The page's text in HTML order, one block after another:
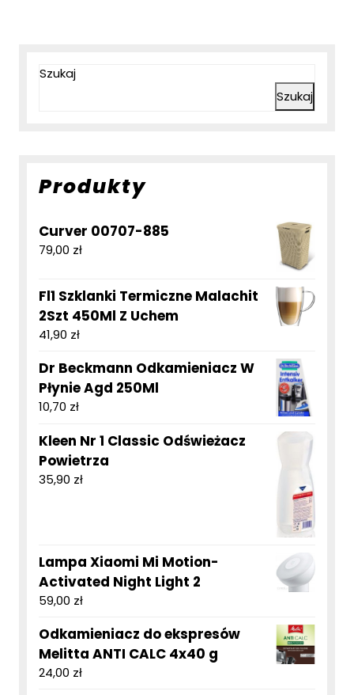
Szukaj
Szukaj
Produkty
Curver 00707-885
79,00 zł
Fl1 Szklanki Termiczne Malachit
2Szt 450Ml Z Uchem
41,90 zł
Dr Beckmann Odkamieniacz W
Płynie Agd 250Ml
10,70 zł
Kleen Nr 1 Classic Odświeżacz
Powietrza
35,90 zł
Lampa Xiaomi Mi Motion-
Activated Night Light 2
59,00 zł
Odkamieniacz do ekspresów
Melitta ANTI CALC 4x40 g
24,00 zł